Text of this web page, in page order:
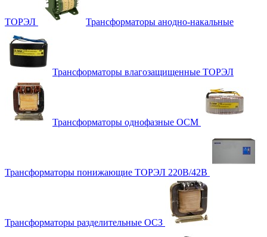
ТОРЭЛ Трансформаторы анодно-накальные
Трансформаторы влагозащищенные ТОРЭЛ
Трансформаторы однофазные ОСМ
Трансформаторы понижающие ТОРЭЛ 220В/42В
Трансформаторы разделительные ОСЗ